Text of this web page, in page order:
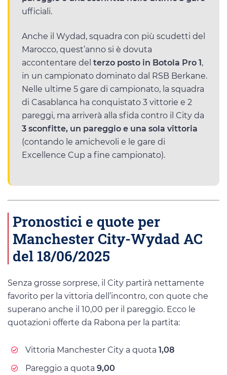
ufficiali.
Anche il Wydad, squadra con più scudetti del
Marocco, quest’anno si è dovuta
accontentare del terzo posto in Botola Pro 1,
in un campionato dominato dal RSB Berkane.
Nelle ultime 5 gare di campionato, la squadra
di Casablanca ha conquistato 3 vittorie e 2
pareggi, ma arriverà alla sfida contro il City da
3 sconfitte, un pareggio e una sola vittoria
(contando le amichevoli e le gare di
Excellence Cup a fine campionato).
Pronostici e quote per
Manchester City-Wydad AC
del 18/06/2025
Senza grosse sorprese, il City partirà nettamente
favorito per la vittoria dell’incontro, con quote che
superano anche il 10,00 per il pareggio. Ecco le
quotazioni offerte da Rabona per la partita:
Vittoria Manchester City a quota 1,08
Pareggio a quota 9,00